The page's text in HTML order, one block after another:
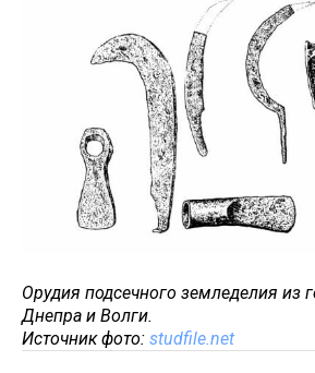
Орудия подсечного земледелия из
Днепра и Волги.
Источник фото: studfile.net